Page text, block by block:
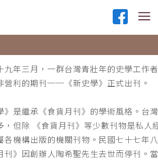
九年三月，一群台灣青壯年的史學工作
營利的期刊──《新史學》正式出刊。
》是繼承《食貨月刊》的學術風格。台
，但除 《食貨月刊》等少數刊物是私人
各機構出版的機關刊物。民國七十七年
刊》因創辦人陶希聖先生去世而停刊。